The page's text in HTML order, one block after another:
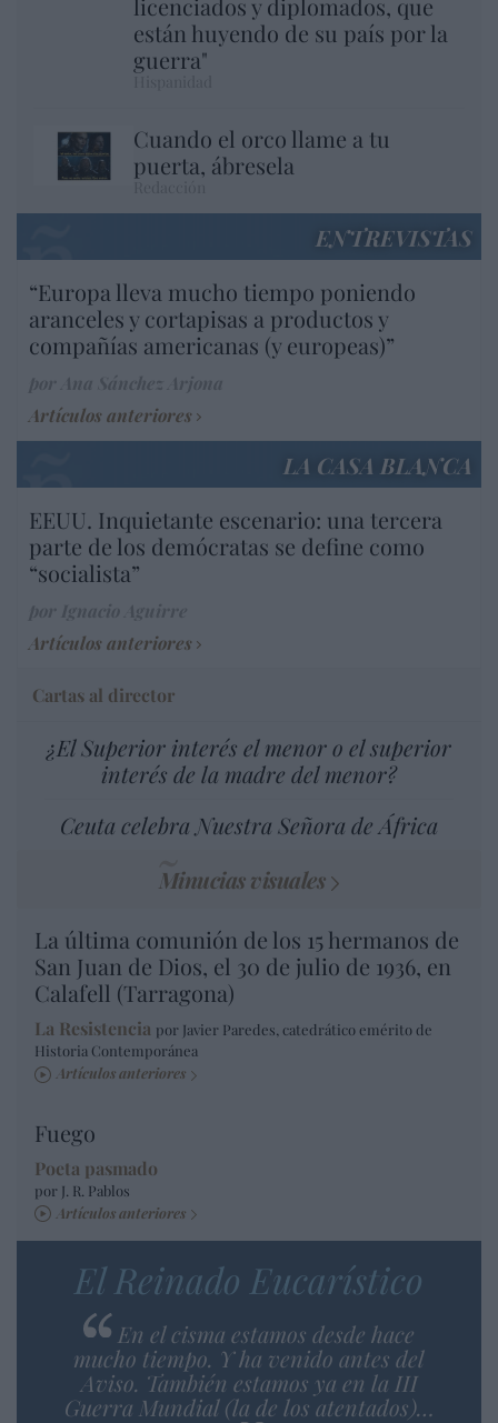
licenciados y diplomados, que
están huyendo de su país por la
guerra"
Cuando el orco llame a tu
puerta, ábresela
ENTREVISTAS
“Europa lleva mucho tiempo poniendo
aranceles y cortapisas a productos y
compañías americanas (y europeas)”
Artículos anteriores
LA CASA BLANCA
EEUU. Inquietante escenario: una tercera
parte de los demócratas se define como
“socialista”
Artículos anteriores
Cartas al director
¿El Superior interés el menor o el superior
interés de la madre del menor?
Ceuta celebra Nuestra Señora de África
Minucias visuales
La última comunión de los 15 hermanos de
San Juan de Dios, el 30 de julio de 1936, en
Calafell (Tarragona)
La Resistencia por Javier Paredes, catedrático emérito de
Historia Contemporánea
Artículos anteriores
Fuego
Poeta pasmado
por J. R. Pablos
Artículos anteriores
El Reinado Eucarístico
En el cisma estamos desde hace
mucho tiempo. Y ha venido antes del
Aviso. También estamos ya en la III
Guerra Mundial (la de los atentados)…